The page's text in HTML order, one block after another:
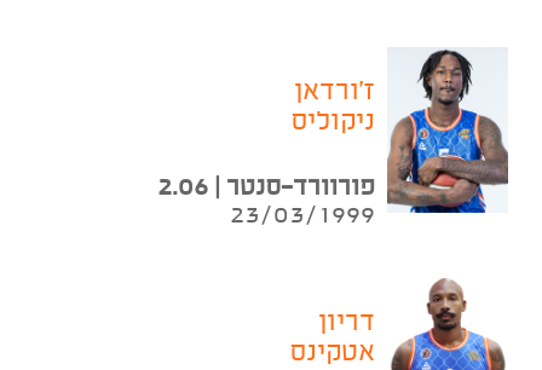
ז'ורדאן
ניקוליס
פורוורד-סנטר | 2.06
23/03/1999
דריון
אטקינס